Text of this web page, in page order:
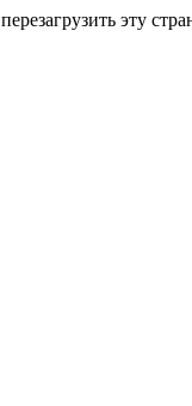
эту